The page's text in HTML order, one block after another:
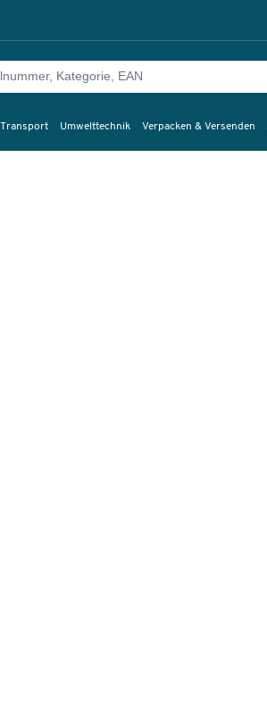
Transport Umwelttechnik Verpacken & Versenden